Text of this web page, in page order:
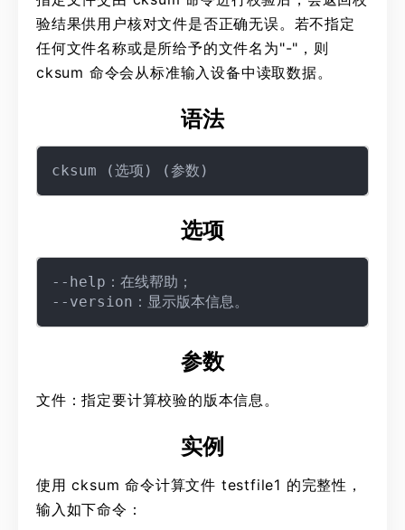
验结果供用户核对文件是否正确无误。若不指定
任何文件名称或是所给予的文件名为"-"，则
cksum 命令会从标准输入设备中读取数据。
语法
选项
--help：在线帮助；
参数
文件：指定要计算校验的版本信息。
实例
使用 cksum 命令计算文件 testfile1 的完整性，
输入如下命令：